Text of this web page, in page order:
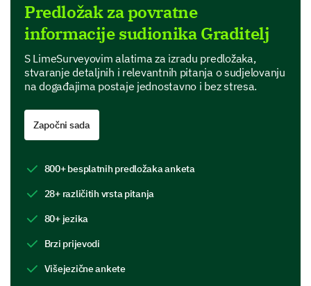
Venue
Catering
Event content
Predložak za povratne
informacije sudionika Graditelj
S LimeSurveyovim alatima za izradu predložaka,
stvaranje detaljnih i relevantnih pitanja o sudjelovanju
na događajima postaje jednostavno i bez stresa.
Započni sada
800+ besplatnih predložaka anketa
28+ različitih vrsta pitanja
80+ jezika
Brzi prijevodi
Višejezične ankete